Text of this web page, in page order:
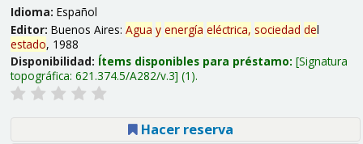
Idioma: Español
Editor: Buenos Aires: Agua y energía eléctrica, sociedad del
estado, 1988
Disponibilidad: Ítems disponibles para préstamo: Signatura
topográfica: 621.374.5/A282/v.3 (1).
Hacer reserva